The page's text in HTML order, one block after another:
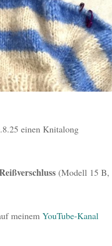
einen Knitalong
(Modell 15 B,
meinem YouTube-Kanal